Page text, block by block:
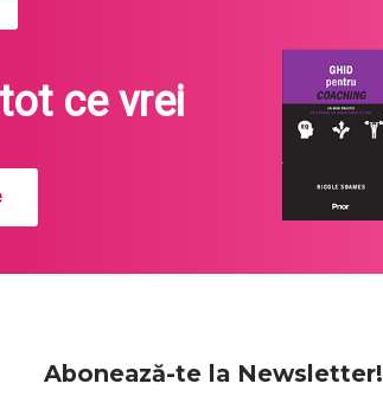
ce vrei
Abonează-te la Newsletter!